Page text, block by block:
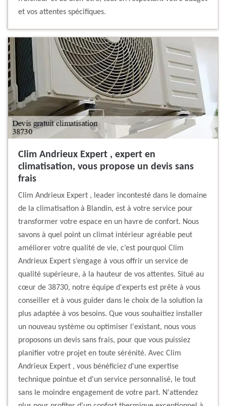
et vos attentes spécifiques.
Clim Andrieux Expert , expert en
climatisation, vous propose un devis sans
frais
Clim Andrieux Expert , leader incontesté dans le domaine
de la climatisation à Blandin, est à votre service pour
transformer votre espace en un havre de confort. Nous
savons à quel point un climat intérieur agréable peut
améliorer votre qualité de vie, c’est pourquoi Clim
Andrieux Expert s’engage à vous offrir un service de
qualité supérieure, à la hauteur de vos attentes. Situé au
cœur de 38730, notre équipe d'experts est prête à vous
conseiller et à vous guider dans le choix de la solution la
plus adaptée à vos besoins. Que vous souhaitiez installer
un nouveau système ou optimiser l'existant, nous vous
proposons un devis sans frais, pour que vous puissiez
planifier votre projet en toute sérénité. Avec Clim
Andrieux Expert , vous bénéficiez d'une expertise
technique pointue et d'un service personnalisé, le tout
sans le moindre engagement de votre part. N'attendez